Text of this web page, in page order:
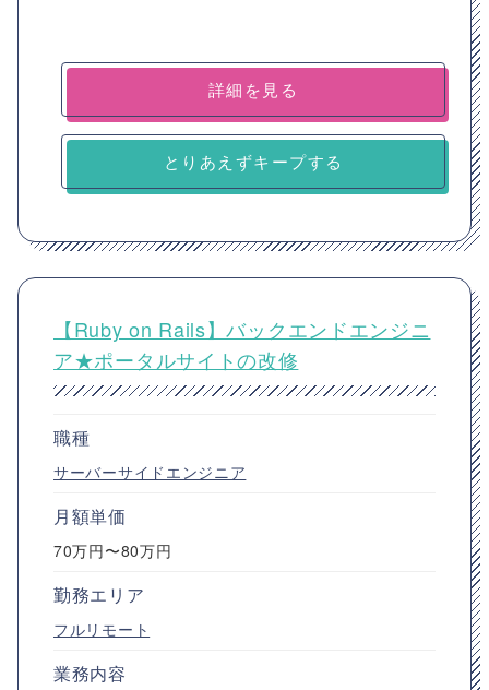
詳細を見る
とりあえずキープする
【Ruby on Rails】バックエンドエンジニ
ア★ポータルサイトの改修
職種
サーバーサイドエンジニア
月額単価
70万円〜80万円
勤務エリア
フルリモート
業務内容